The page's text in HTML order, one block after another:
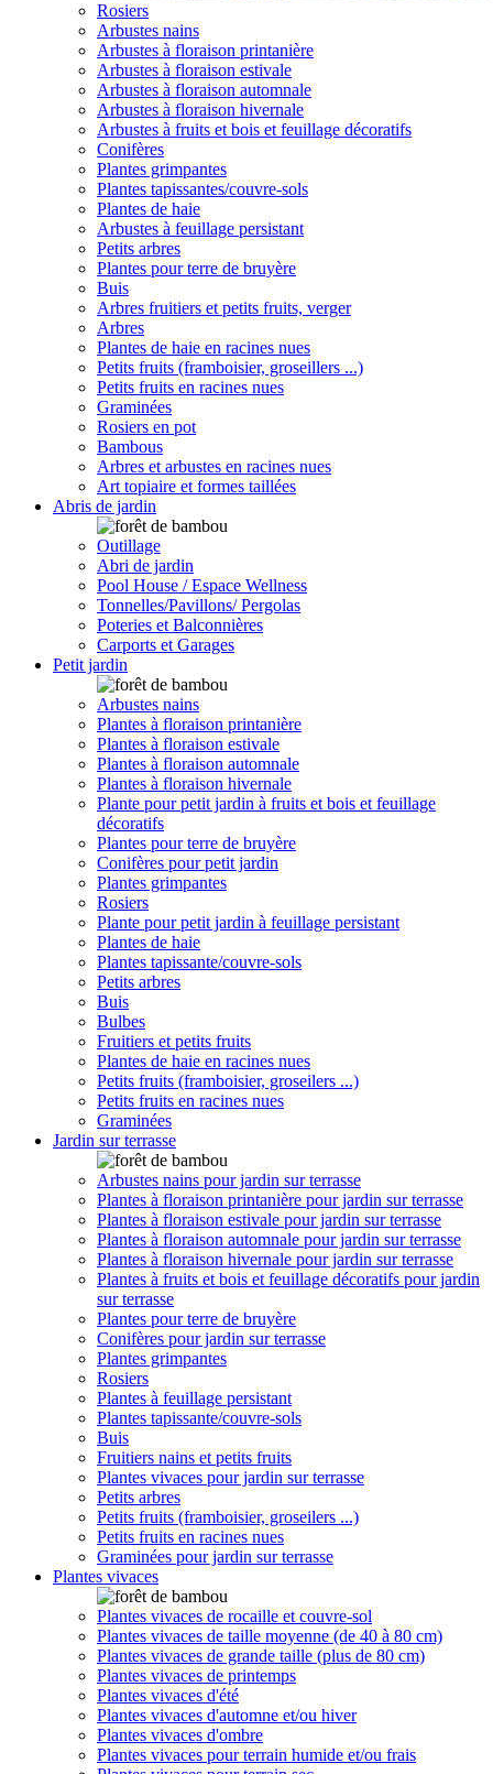
Rosiers
Arbustes nains
Arbustes à floraison printanière
Arbustes à floraison estivale
Arbustes à floraison automnale
Arbustes à floraison hivernale
Arbustes à fruits et bois et feuillage décoratifs
Conifères
Plantes grimpantes
Plantes tapissantes/couvre-sols
Plantes de haie
Arbustes à feuillage persistant
Petits arbres
Plantes pour terre de bruyère
Buis
Arbres fruitiers et petits fruits, verger
Arbres
Plantes de haie en racines nues
Petits fruits (framboisier, groseillers ...)
Petits fruits en racines nues
Graminées
Rosiers en pot
Bambous
Arbres et arbustes en racines nues
Art topiaire et formes taillées
Abris de jardin
Outillage
Abri de jardin
Pool House / Espace Wellness
Tonnelles/Pavillons/ Pergolas
Poteries et Balconnières
Carports et Garages
Petit jardin
Arbustes nains
Plantes à floraison printanière
Plantes à floraison estivale
Plantes à floraison automnale
Plantes à floraison hivernale
Plante pour petit jardin à fruits et bois et feuillage
décoratifs
Plantes pour terre de bruyère
Conifères pour petit jardin
Plantes grimpantes
Rosiers
Plante pour petit jardin à feuillage persistant
Plantes de haie
Plantes tapissante/couvre-sols
Petits arbres
Buis
Bulbes
Fruitiers et petits fruits
Plantes de haie en racines nues
Petits fruits (framboisier, groseilers ...)
Petits fruits en racines nues
Graminées
Jardin sur terrasse
Arbustes nains pour jardin sur terrasse
Plantes à floraison printanière pour jardin sur terrasse
Plantes à floraison estivale pour jardin sur terrasse
Plantes à floraison automnale pour jardin sur terrasse
Plantes à floraison hivernale pour jardin sur terrasse
Plantes à fruits et bois et feuillage décoratifs pour jardin
sur terrasse
Plantes pour terre de bruyère
Conifères pour jardin sur terrasse
Plantes grimpantes
Rosiers
Plantes à feuillage persistant
Plantes tapissante/couvre-sols
Buis
Fruitiers nains et petits fruits
Plantes vivaces pour jardin sur terrasse
Petits arbres
Petits fruits (framboisier, groseilers ...)
Petits fruits en racines nues
Graminées pour jardin sur terrasse
Plantes vivaces
Plantes vivaces de rocaille et couvre-sol
Plantes vivaces de taille moyenne (de 40 à 80 cm)
Plantes vivaces de grande taille (plus de 80 cm)
Plantes vivaces de printemps
Plantes vivaces d'été
Plantes vivaces d'automne et/ou hiver
Plantes vivaces d'ombre
Plantes vivaces pour terrain humide et/ou frais